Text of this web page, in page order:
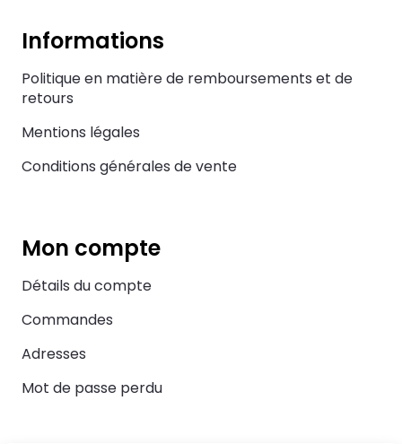
Informations
Politique en matière de remboursements et de
retours
Mentions légales
Conditions générales de vente
Mon compte
Détails du compte
Commandes
Adresses
Mot de passe perdu